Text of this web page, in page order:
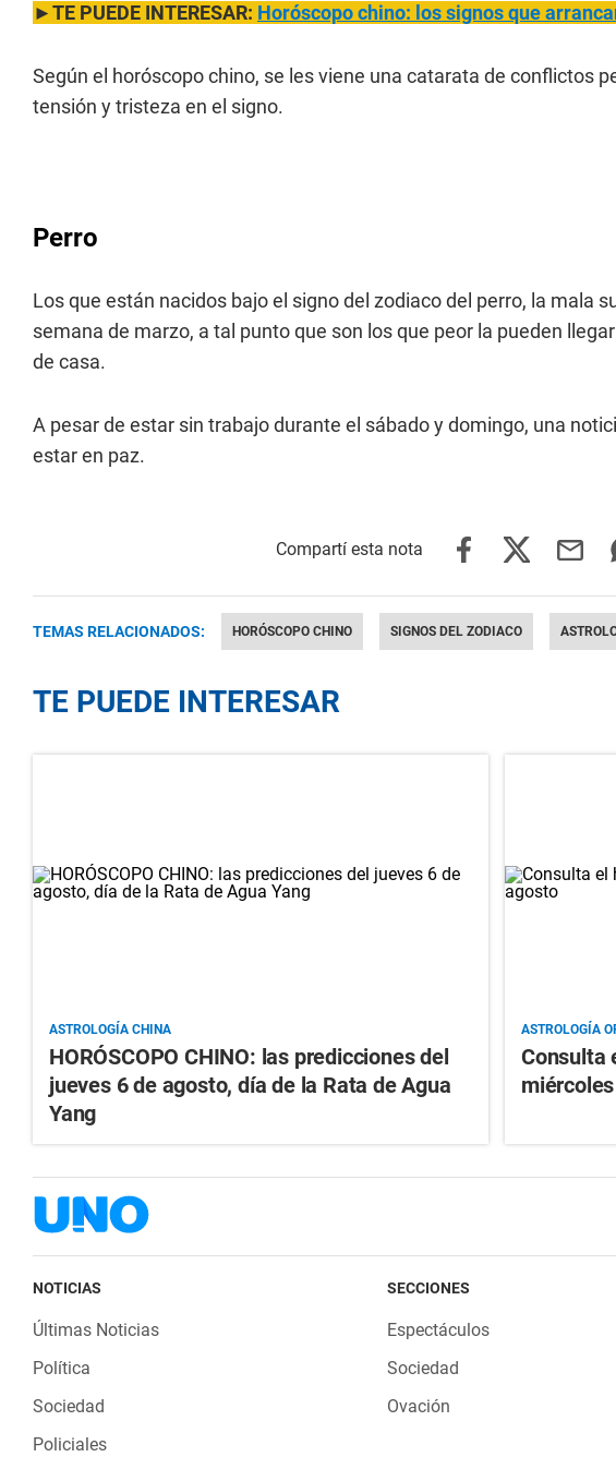
►TE PUEDE INTERESAR: Horóscopo chino: los signos que
Según el horóscopo chino, se les viene una catarata de conflictos
tensión y tristeza en el signo.
Perro
Los que están nacidos bajo el signo del zodiaco del perro, la mala
semana de marzo, a tal punto que son los que peor la pueden
de casa.
A pesar de estar sin trabajo durante el sábado y domingo, una
estar en paz.
TEMAS RELACIONADOS: HORÓSCOPO CHINO SIGNOS DEL ZODIACO
TE PUEDE INTERESAR
ASTROLOGÍA CHINA
HORÓSCOPO CHINO: las predicciones del
jueves 6 de agosto, día de la Rata de Agua
Yang
ASTROLOGÍA
Consulta
NOTICIAS
Últimas Noticias
Política
Sociedad
Policiales
SECCIONES
Espectáculos
Sociedad
Ovación